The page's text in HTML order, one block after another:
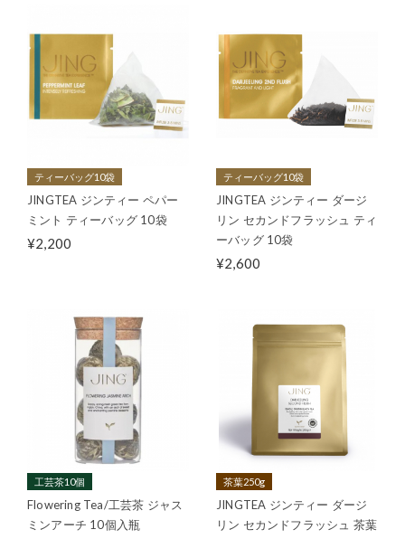
ティーバッグ10袋
JINGTEA ジンティー ペパー
ミント ティーバッグ 10袋
¥2,200
ティーバッグ10袋
JINGTEA ジンティー ダージ
リン セカンドフラッシュ ティ
ーバッグ 10袋
¥2,600
工芸茶10個
Flowering Tea/工芸茶 ジャス
ミンアーチ 10個入瓶
茶葉250g
JINGTEA ジンティー ダージ
リン セカンドフラッシュ 茶葉